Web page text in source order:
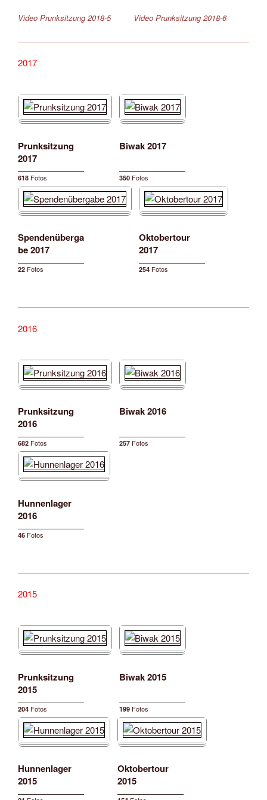
Video Prunksitzung 2018-5 Video Prunksitzung 2018-6
2017
Prunksitzung
2017
618 Fotos
Biwak 2017
350 Fotos
Spendenüberga
be 2017
22 Fotos
Oktobertour
2017
254 Fotos
2016
Prunksitzung
2016
682 Fotos
Biwak 2016
257 Fotos
Hunnenlager
2016
46 Fotos
2015
Prunksitzung
2015
204 Fotos
Biwak 2015
199 Fotos
Hunnenlager
2015
Oktobertour
2015